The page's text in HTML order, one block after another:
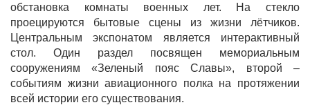
обстановка комнаты военных лет. На стекло
проецируются бытовые сцены из жизни лётчиков.
Центральным экспонатом является интерактивный
стол. Один раздел посвящен мемориальным
сооружениям «Зеленый пояс Славы», второй –
событиям жизни авиационного полка на протяжении
всей истории его существования.